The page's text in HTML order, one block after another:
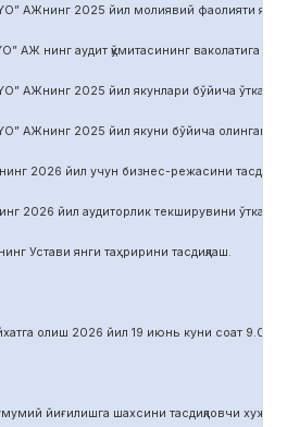
2025 йил молиявий фаолияти якуни
аудит қўмитасининг ваколатига
2025 йил якунлари бўйича
2025 йил якуни бўйича олинган соф
2026 йил учун бизнес-режасини
2026 йил аудиторлик текширувини
Устави янги таҳририни тасдиқлаш.
олиш 2026 йил 19 июнь куни соат 9.00
йиғилишга шахсини тасдиқловчи